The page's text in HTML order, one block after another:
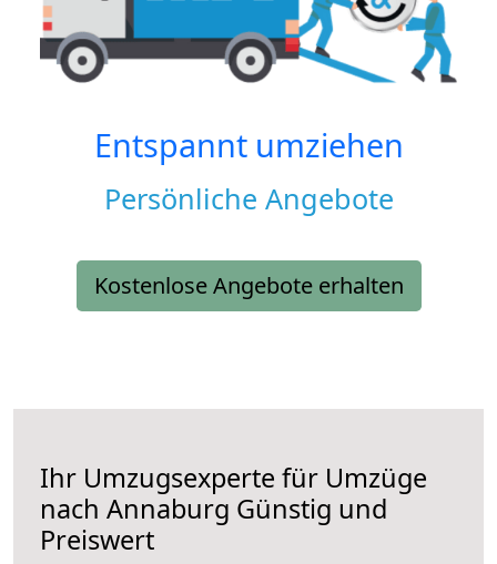
Entspannt umziehen
Persönliche Angebote
Kostenlose Angebote erhalten
Ihr Umzugsexperte für Umzüge
nach Annaburg Günstig und
Preiswert